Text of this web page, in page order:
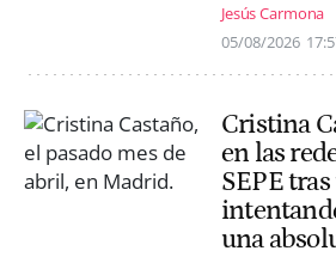
Jesús Carmona
05/08/2026
Cristina
en las
SEPE
una